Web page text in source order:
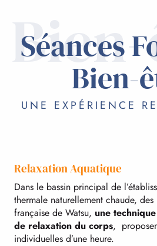
Séances
Bien-
UNE EXPÉRIENCE
Relaxation Aquatique
Dans le bassin principal de
thermale naturellement chaude,
française de Watsu, une
de relaxation du corps,
individuelles d’une heure.